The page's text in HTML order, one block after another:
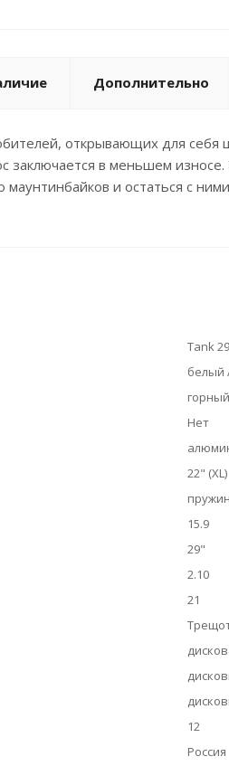
Дополнительно
открывающих для себя
в меньшем
и остаться с
Tank
белый
Нет
22" (XL)
15.9
29"
2.10
21
12
Россия